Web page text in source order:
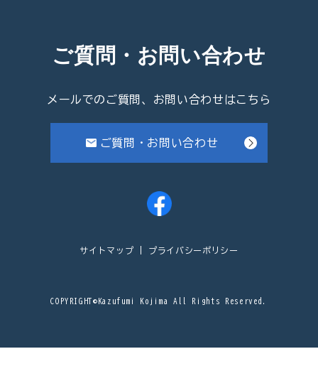
ご質問・お問い合わせ
メールでのご質問、お問い合わせはこちら
ご質問・お問い合わせ
サイトマップ プライバシーポリシー
COPYRIGHT©Kazufumi Kojima All Rights Reserved.